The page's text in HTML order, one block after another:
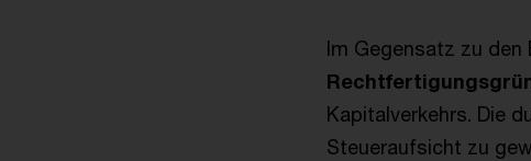
Im Gegensatz zu den
Kapitalverkehrs. Die
Steueraufsicht zu